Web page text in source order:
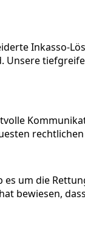
Inkasso-
Unsere
es um die
bewiesen,